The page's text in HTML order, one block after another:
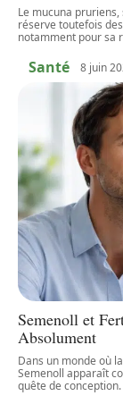
Le mucuna
réserve toutefois
notamment pour sa
Santé 8 juin
Semenoll et
Absolument
Dans un monde où
Semenoll apparaît
quête de conception.